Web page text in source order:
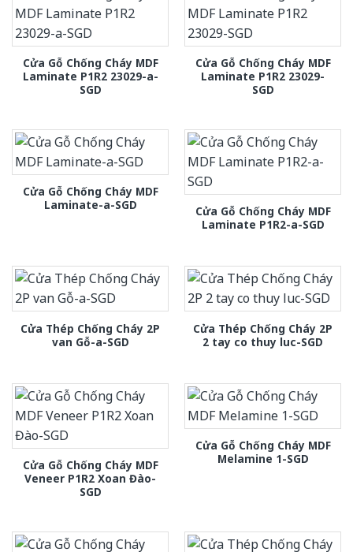
Cửa Gỗ Chống Cháy MDF
Laminate P1R2 23029-a-
SGD
Cửa Gỗ Chống Cháy MDF
Laminate P1R2 23029-
SGD
Cửa Gỗ Chống Cháy MDF
Laminate-a-SGD
Cửa Gỗ Chống Cháy MDF
Laminate P1R2-a-SGD
Cửa Thép Chống Cháy 2P
van Gỗ-a-SGD
Cửa Thép Chống Cháy 2P
2 tay co thuy luc-SGD
Cửa Gỗ Chống Cháy MDF
Veneer P1R2 Xoan Đào-
SGD
Cửa Gỗ Chống Cháy MDF
Melamine 1-SGD